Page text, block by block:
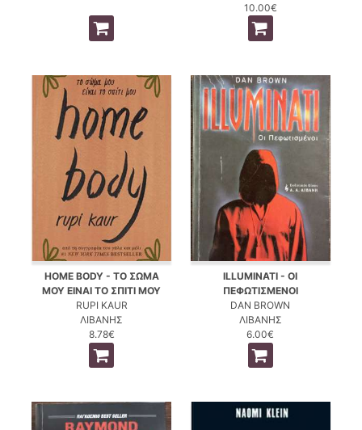
10.00€
HOME BODY - ΤΟ ΣΩΜΑ
ΜΟΥ ΕΙΝΑΙ ΤΟ ΣΠΙΤΙ ΜΟΥ
RUPI KAUR
ΛΙΒΑΝΗΣ
8.78€
ILLUMINATI - ΟΙ
ΠΕΦΩΤΙΣΜΕΝΟΙ
DAN BROWN
ΛΙΒΑΝΗΣ
6.00€